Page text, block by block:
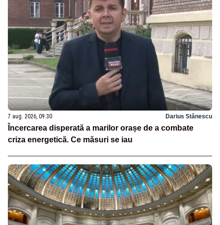
7 aug. 2026, 09:30 Darius Stănescu
Încercarea disperată a marilor orașe de a combate
criza energetică. Ce măsuri se iau